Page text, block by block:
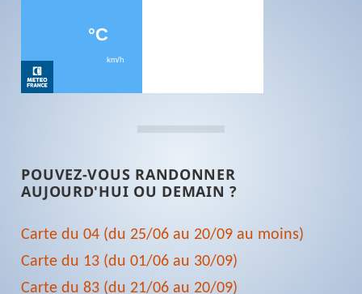
POUVEZ-VOUS RANDONNER
AUJOURD'HUI OU DEMAIN ?
Carte du 04 (du 25/06 au 20/09 au moins)
Carte du 13 (du 01/06 au 30/09)
Carte du 83 (du 21/06 au 20/09)